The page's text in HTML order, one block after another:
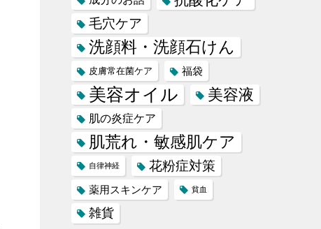
毛穴ケア
洗顔料・洗顔石けん
皮膚常在菌ケア 福袋
美容オイル 美容液
肌の炎症ケア
肌荒れ・敏感肌ケア
自律神経 花粉症対策
薬用スキンケア 貧血
雑貨